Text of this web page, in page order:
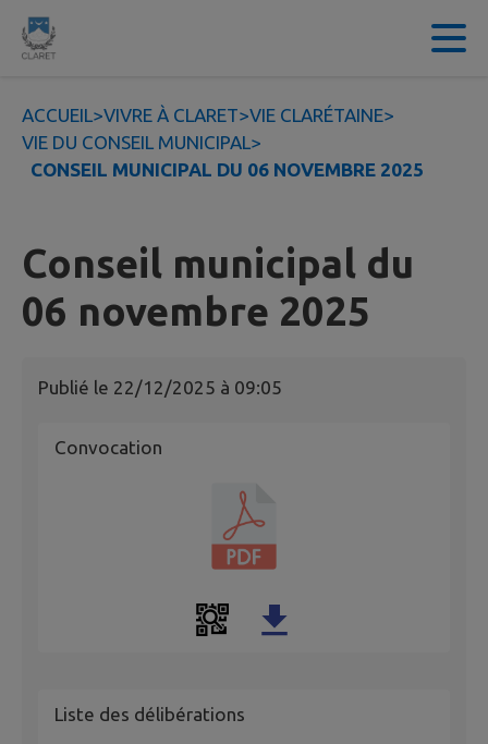
Contenu
ACCUEIL>VIVRE À CLARET>VIE CLARÉTAINE>
VIE DU CONSEIL MUNICIPAL>
CONSEIL MUNICIPAL DU 06 NOVEMBRE 2025
Conseil municipal du
06 novembre 2025
Publié le 22/12/2025 à 09:05
Convocation
Liste des délibérations